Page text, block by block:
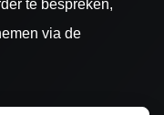
te bespreken,
via de